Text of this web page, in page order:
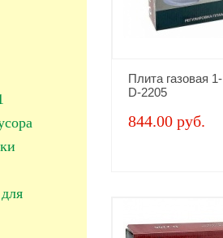
Плита газовая
D-2205
844.00 руб.